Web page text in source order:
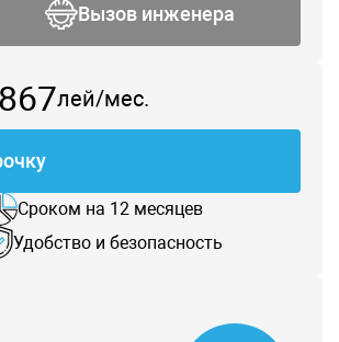
Вызов инженера
лей/мес.
Сроком на 12 месяцев
Удобство и безопасность